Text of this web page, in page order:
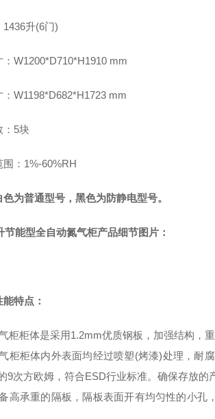
1436升(6门)
：W1200*D710*H1910 mm
：W1198*D682*H1723 mm
：5块
围：1%-60%RH
为普通型号，黑色为防静电型号。
节能型全自动氮气柜产品细节图片：
特点：
柜柜体是采用1.2mm优质钢板，加强结构，
柜柜体内外表面均经过喷塑(烤漆)处理，耐
9次方欧姆，符合ESD行业标准。确保存放的
高承重的隔板，隔板表面开有均匀性的小孔